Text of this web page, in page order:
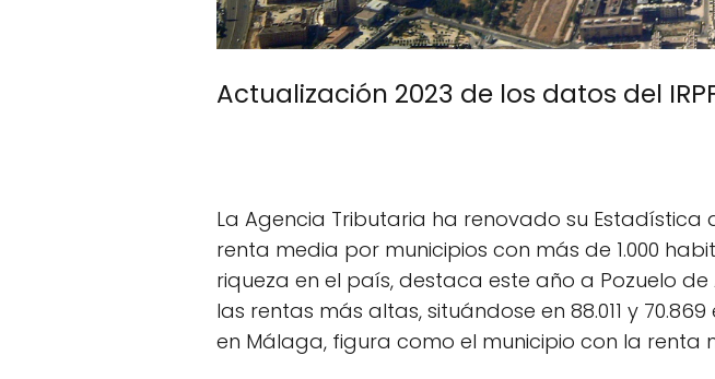
Actualización 2023 de los datos del
La Agencia Tributaria ha renovado su Estadística
renta media por municipios con más de 1.000
riqueza en el país, destaca este año a Pozuelo
las rentas más altas, situándose en 88.011 y
en Málaga, figura como el municipio con la renta